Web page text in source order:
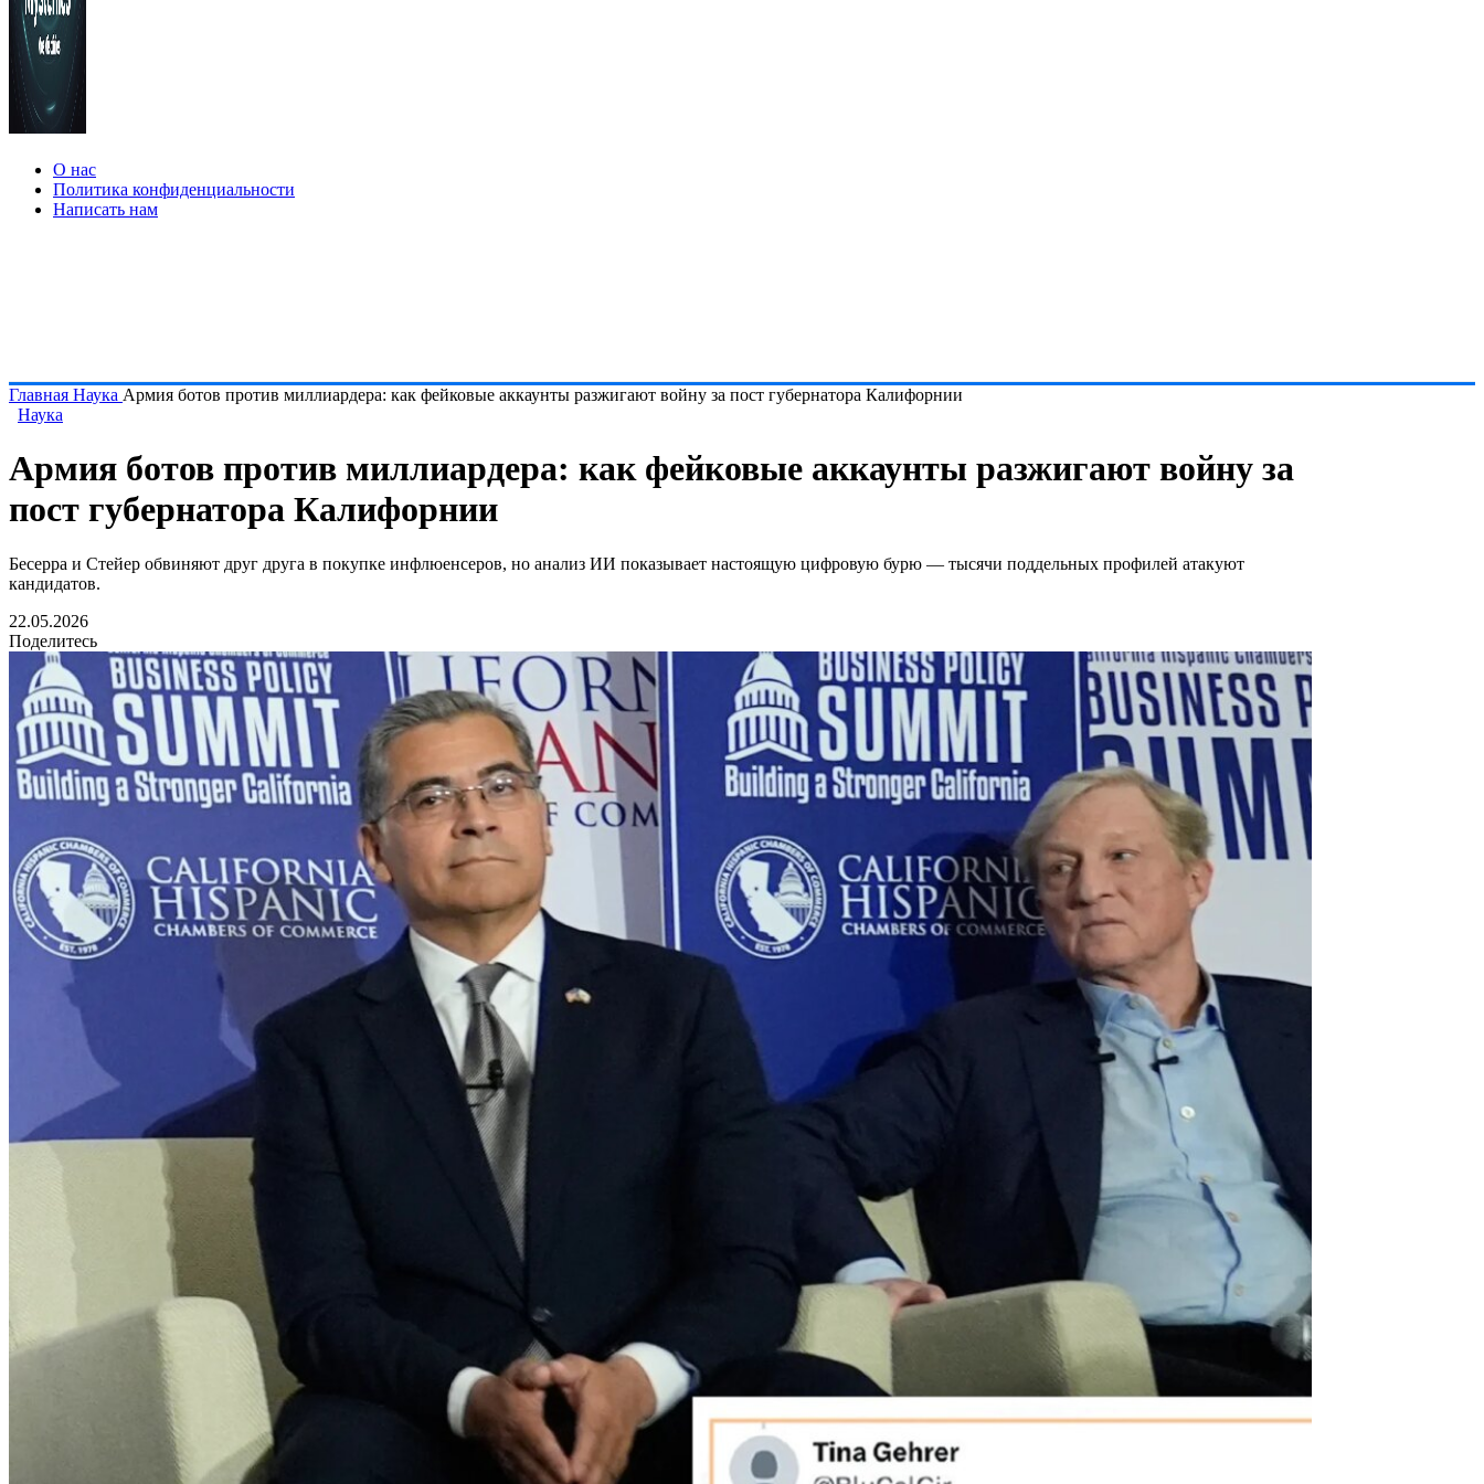
О нас
Политика конфиденциальности
Написать нам
Главная Наука Армия ботов против миллиардера: как фейковые аккаунты разжигают войну за пост губернатора Калифорнии
Наука
Армия ботов против миллиардера: как фейковые аккаунты разжигают войну за
пост губернатора Калифорнии
Бесерра и Стейер обвиняют друг друга в покупке инфлюенсеров, но анализ ИИ показывает настоящую цифровую бурю — тысячи поддельных профилей атакуют
кандидатов.
22.05.2026
Поделитесь